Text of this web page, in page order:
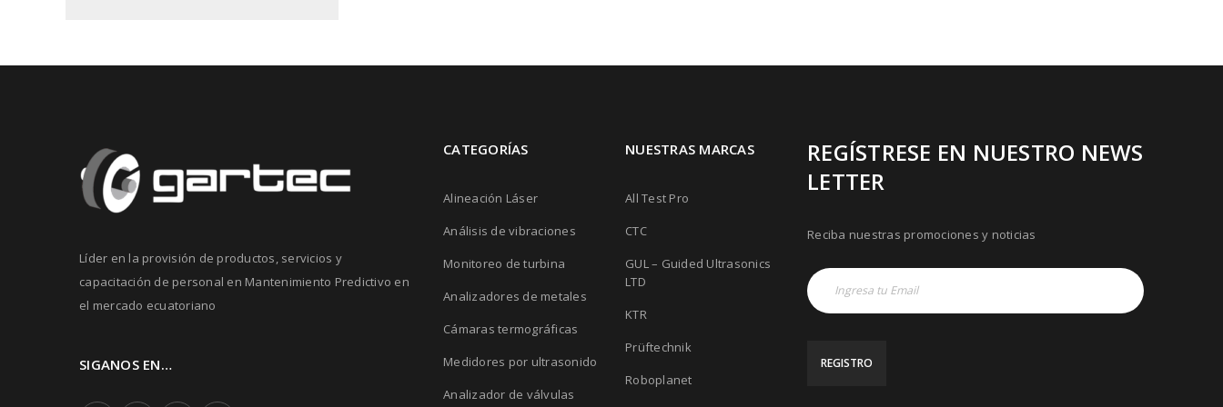
Líder en la provisión de productos, servicios y
capacitación de personal en Mantenimiento Predictivo en
el mercado ecuatoriano
SIGANOS EN…
CATEGORÍAS
Alineación Láser
Análisis de vibraciones
Monitoreo de turbina
Analizadores de metales
Cámaras termográficas
Medidores por ultrasonido
Analizador de válvulas
NUESTRAS MARCAS
All Test Pro
CTC
GUL – Guided Ultrasonics
LTD
KTR
Prüftechnik
Roboplanet
REGÍSTRESE EN NUESTRO NEWS
LETTER
Reciba nuestras promociones y noticias